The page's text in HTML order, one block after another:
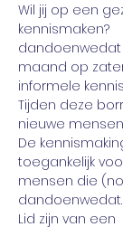
Wil jij op een
kennismaken?
maand op
informele
Tijden deze
nieuwe
De
toegankelijk
mensen die
dandoenwedat.
Lid zijn van een